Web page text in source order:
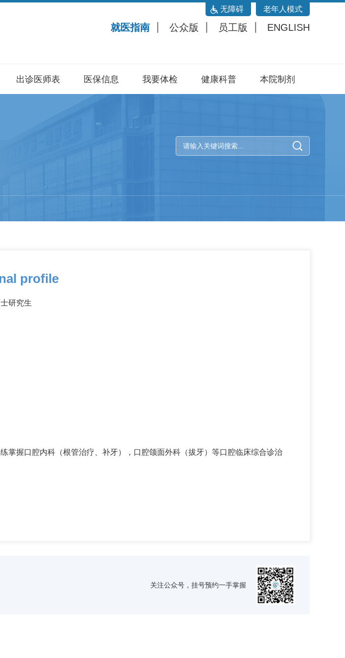
无障碍 老年人模式
就医指南 公众版 员工版 ENGLISH
出诊医师表 医保信息 我要体检 健康科普 本院制剂
profile
研究生
掌握口腔内科（根管治疗、补牙），口腔颌面外科（拔牙）等口腔临床综合诊治
关注公众号，挂号预约一手掌握